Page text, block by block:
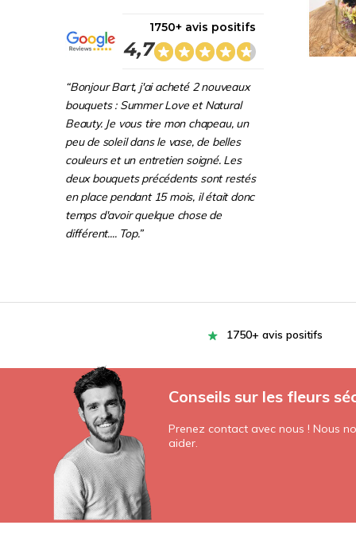
4,7
1750+ avis positifs
“Bonjour Bart, j'ai acheté 2 nouveaux
bouquets : Summer Love et Natural
Beauty. Je vous tire mon chapeau, un
peu de soleil dans le vase, de belles
couleurs et un entretien soigné. Les
deux bouquets précédents sont restés
en place pendant 15 mois, il était donc
temps d'avoir quelque chose de
différent.... Top.”
1750+ avis positifs
Conseils sur les fleurs
Prenez contact avec nous ! Nous
aider.